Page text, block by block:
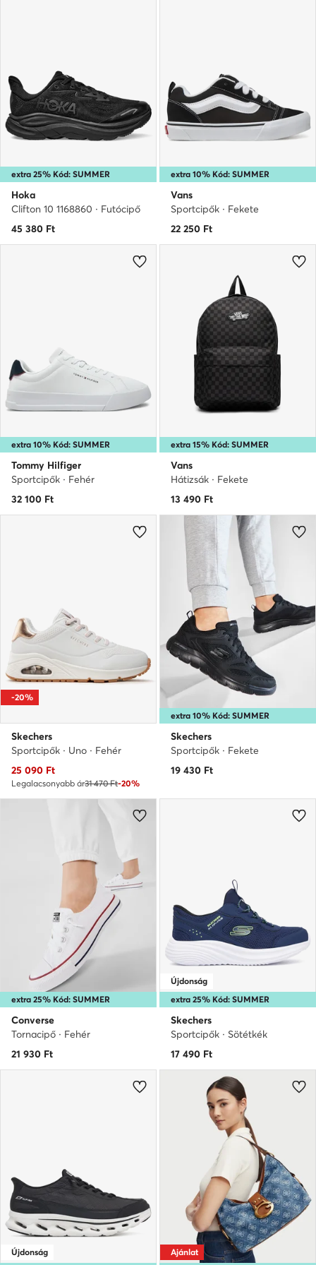
extra 25% Kód: SUMMER
Hoka
Clifton 10 1168860 · Futócipő
45 380 Ft
extra 10% Kód: SUMMER
Vans
Sportcipők · Fekete
22 250 Ft
extra 10% Kód: SUMMER
Tommy Hilfiger
Sportcipők · Fehér
32 100 Ft
extra 15% Kód: SUMMER
Vans
Hátizsák · Fekete
13 490 Ft
-20%
Skechers
Sportcipők · Uno · Fehér
Aktuális ár
25 090 Ft
Legalacsonyabb ár31 470 Ft-20%
extra 10% Kód: SUMMER
Skechers
Sportcipők · Fekete
19 430 Ft
extra 25% Kód: SUMMER
Converse
Tornacipő · Fehér
21 930 Ft
extra 25% Kód: SUMMER
Újdonság
Skechers
Sportcipők · Sötétkék
17 490 Ft
Újdonság Ajánlat